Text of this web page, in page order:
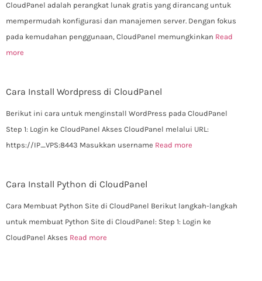
CloudPanel adalah perangkat lunak gratis yang dirancang untuk
mempermudah konfigurasi dan manajemen server. Dengan fokus
pada kemudahan penggunaan, CloudPanel memungkinkan Read
more
Cara Install Wordpress di CloudPanel
Berikut ini cara untuk menginstall WordPress pada CloudPanel
Step 1: Login ke CloudPanel Akses CloudPanel melalui URL:
https://IP_VPS:8443 Masukkan username Read more
Cara Install Python di CloudPanel
Cara Membuat Python Site di CloudPanel Berikut langkah-langkah
untuk membuat Python Site di CloudPanel: Step 1: Login ke
CloudPanel Akses Read more